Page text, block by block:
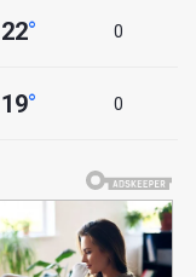
22° 0
19° 0